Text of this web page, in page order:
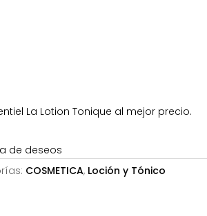
La Lotion Tonique al mejor precio.
de deseos
COSMETICA, Loción y Tónico